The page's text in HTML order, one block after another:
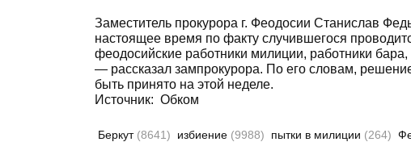
Заместитель прокурора г. Феодосии Станислав
настоящее время по факту случившегося
феодосийские работники милиции, работники
— рассказал зампрокурора. По его словам,
быть принято на этой неделе.
Источник: Обком
Беркут (8641) избиение (9988) пытки в милиции (264)